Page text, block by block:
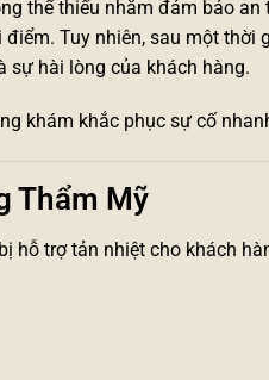
thể thiếu nhằm đảm bảo
Tuy nhiên, sau một
sự hài lòng của khách hàng.
khám khắc phục sự cố
Thẩm Mỹ
trợ tản nhiệt cho khách